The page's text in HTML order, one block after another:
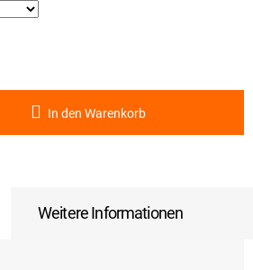
In den Warenkorb
Weitere Informationen